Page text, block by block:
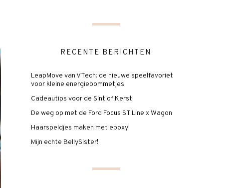
RECENTE BERICHTEN
LeapMove van VTech: de nieuwe speelfavoriet
voor kleine energiebommetjes
Cadeautips voor de Sint of Kerst
De weg op met de Ford Focus ST Line x Wagon
Haarspeldjes maken met epoxy!
Mijn echte BellySister!